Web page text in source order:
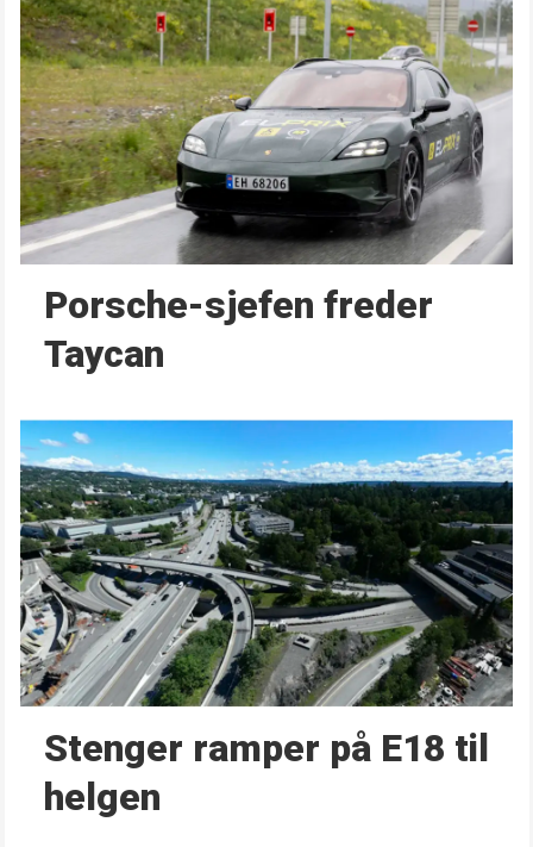
Porsche-sjefen freder
Taycan
Stenger ramper på E18 til
helgen